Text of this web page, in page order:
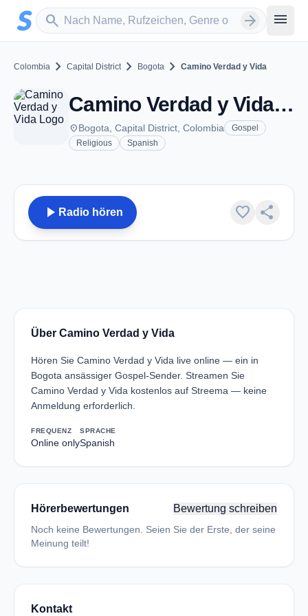
Zum Hauptinhalt springen
search
Sender suchen arrow_forward menu
Colombia chevron_right Capital District chevron_right Bogota chevron_right Camino Verdad y Vida
Camino Verdad y Vida - Bogota
placeBogota, Capital District, Colombia
Gospel
Religious
Spanish
play_arrow Radio hören favorite share
Über Camino Verdad y Vida
Hören Sie Camino Verdad y Vida live online — ein in
Bogota ansässiger Gospel-Sender. Streamen Sie
Camino Verdad y Vida kostenlos auf Streema — keine
Anmeldung erforderlich.
FREQUENZ
Online only
SPRACHE
Spanish
Hörerbewertungen Bewertung schreiben
Noch keine Bewertungen. Seien Sie der Erste, der seine
Meinung teilt!
Kontakt